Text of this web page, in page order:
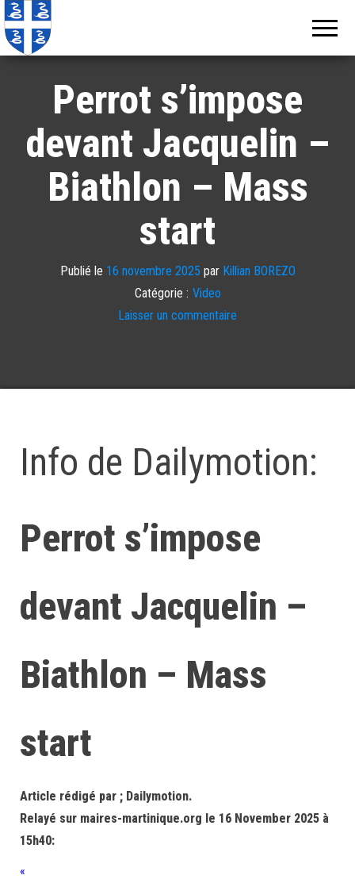
Perrot s’impose
devant Jacquelin –
Biathlon – Mass
start
Publié le 16 novembre 2025 par Killian BOREZO
Catégorie : Video
Laisser un commentaire
Info de Dailymotion:
Perrot s’impose
devant Jacquelin –
Biathlon – Mass
start
Article rédigé par ; Dailymotion.
Relayé sur maires-martinique.org le 16 November 2025 à
15h40:
«